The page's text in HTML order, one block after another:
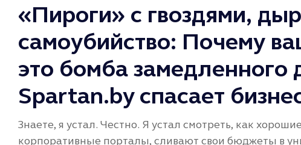
«Пироги» с гвоздями,
самоубийство: Почему
это бомба замедленного
Spartan.by спасает
Знаете, я устал. Честно. Я устал смотреть, как
корпоративные порталы, сливают свои бюджеты в